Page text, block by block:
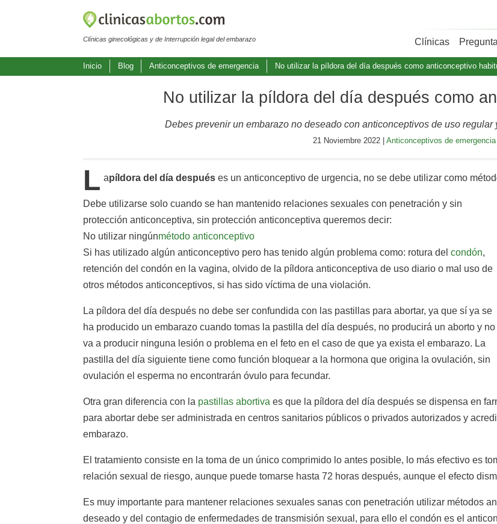
Clínicas ginecológicas y de Interrupción legal del embarazo Clínicas
Inicio Blog Anticonceptivos de emergencia No utilizar la píldora del día después como anticonceptivo
No utilizar la píldora del día después como
Debes prevenir un embarazo no deseado con anticonceptivos de uso
21 Noviembre 2022 | Anticonceptivos de emergencia
L apíldora del día despuéses un anticonceptivo de urgencia, no se debe utilizar como
Debe utilizarse solo cuando se han mantenido relaciones sexuales con penetración y sin
protección anticonceptiva, sin protección anticonceptiva queremos decir:
No utilizar ningúnmétodo anticonceptivo
Si has utilizado algún anticonceptivo pero has tenido algún problema como: rotura del condón,
retención del condón en la vagina, olvido de la píldora anticonceptiva de uso diario o mal uso de
otros métodos anticonceptivos, si has sido víctima de una violación.
La píldora del día después no debe ser confundida con las pastillas para abortar, ya que sí ya se
ha producido un embarazo cuando tomas la pastilla del día después, no producirá un aborto y no
va a producir ninguna lesión o problema en el feto en el caso de que ya exista el embarazo. La
pastilla del día siguiente tiene como función bloquear a la hormona que origina la ovulación, sin
ovulación el esperma no encontrarán óvulo para fecundar.
Otra gran diferencia con la pastillas abortiva es que la píldora del día después se dispensa en
para abortar debe ser administrada en centros sanitarios públicos o privados autorizados y
embarazo.
El tratamiento consiste en la toma de un único comprimido lo antes posible, lo más efectivo es
relación sexual de riesgo, aunque puede tomarse hasta 72 horas después, aunque el efecto
Es muy importante para mantener relaciones sexuales sanas con penetración utilizar métodos
deseado y del contagio de enfermedades de transmisión sexual, para ello el condón es el